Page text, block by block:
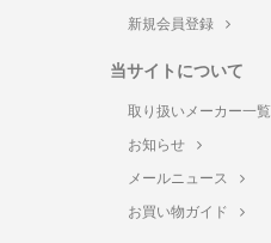
新規会員登録
当サイトについて
取り扱いメーカー一覧
お知らせ
メールニュース
お買い物ガイド